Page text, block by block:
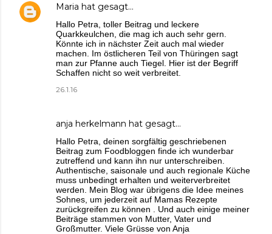
Maria hat gesagt…
Hallo Petra, toller Beitrag und leckere
Quarkkeulchen, die mag ich auch sehr gern.
Könnte ich in nächster Zeit auch mal wieder
machen. Im östlicheren Teil von Thüringen sagt
man zur Pfanne auch Tiegel. Hier ist der Begriff
Schaffen nicht so weit verbreitet.
26.1.16
anja herkelmann hat gesagt…
Hallo Petra, deinen sorgfältig geschriebenen
Beitrag zum Foodbloggen finde ich wunderbar
zutreffend und kann ihn nur unterschreiben.
Authentische, saisonale und auch regionale Küche
muss unbedingt erhalten und weiterverbreitet
werden. Mein Blog war übrigens die Idee meines
Sohnes, um jederzeit auf Mamas Rezepte
zurückgreifen zu können . Und auch einige meiner
Beiträge stammen von Mutter, Vater und
Großmutter. Viele Grüsse von Anja